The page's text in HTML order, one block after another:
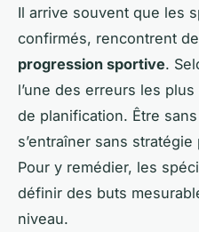
Il arrive souvent que les
confirmés, rencontrent
progression sportive.
l’une des erreurs les
de planification. Être
s’entraîner sans
Pour y remédier, les
définir des buts
niveau.